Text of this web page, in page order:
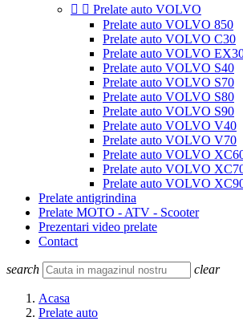
  Prelate auto VOLVO
Prelate auto VOLVO 850
Prelate auto VOLVO C30
Prelate auto VOLVO
Prelate auto VOLVO S40
Prelate auto VOLVO S70
Prelate auto VOLVO S80
Prelate auto VOLVO S90
Prelate auto VOLVO V40
Prelate auto VOLVO V70
Prelate auto VOLVO
Prelate auto VOLVO
Prelate auto VOLVO
Prelate antigrindina
Prelate MOTO - ATV - Scooter
Prezentari video prelate
Contact
search clear
Acasa
Prelate auto